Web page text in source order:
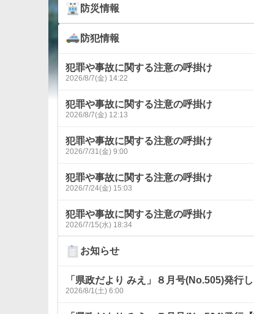
防災情報
防犯情報
犯罪や事故に関する注意の呼掛け
2026/8/7(金) 14:22
犯罪や事故に関する注意の呼掛け
2026/8/7(金) 12:13
犯罪や事故に関する注意の呼掛け
2026/7/31(金) 9:00
犯罪や事故に関する注意の呼掛け
2026/7/24(金) 15:03
犯罪や事故に関する注意の呼掛け
2026/7/15(水) 18:34
お知らせ
「県政だより みえ」８月号(No.505)発行し
2026/8/1(土) 6:00